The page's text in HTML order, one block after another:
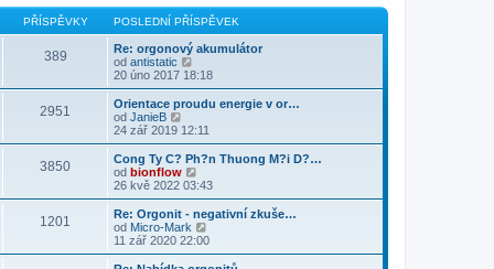
PŘÍSPĚVKY POSLEDNÍ PŘÍSPĚVEK
389
Re: orgonový akumulátor
od antistatic
o
b
r
z
t
p
o
s
e
d
n
í
20 úno 2017 18:18
2951
Orientace proudu energie v or…
od JanieB
o
b
r
a
z
p
o
s
24 zář 2019 12:11
3850
Cong Ty C? Ph?n Thuong M?i D?…
od bionflow
o
b
r
a
z
26 kvě 2022 03:43
1201
Re: Orgonit - negativní zkuše…
od Micro-Mark
o
b
r
11 zář 2020 22:00